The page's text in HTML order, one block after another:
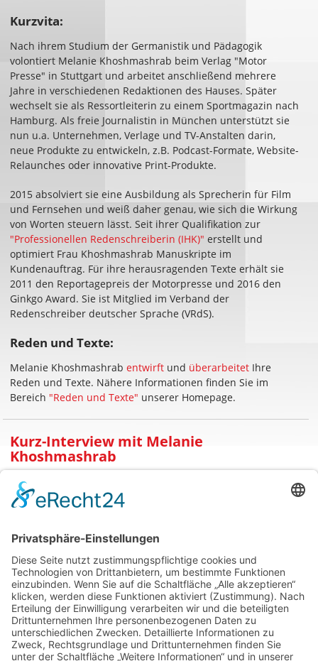
Kurzvita:
Nach ihrem Studium der Germanistik und Pädagogik
volontiert Melanie Khoshmashrab beim Verlag "Motor
Presse" in Stuttgart und arbeitet anschließend mehrere
Jahre in verschiedenen Redaktionen des Hauses. Später
wechselt sie als Ressortleiterin zu einem Sportmagazin nach
Hamburg. Als freie Journalistin in München unterstützt sie
nun u.a. Unternehmen, Verlage und TV-Anstalten darin,
neue Produkte zu entwickeln, z.B. Podcast-Formate, Website-
Relaunches oder innovative Print-Produkte.
2015 absolviert sie eine Ausbildung als Sprecherin für Film
und Fernsehen und weiß daher genau, wie sich die Wirkung
von Worten steuern lässt. Seit ihrer Qualifikation zur
"Professionellen Redenschreiberin (IHK)" erstellt und
optimiert Frau Khoshmashrab Manuskripte im
Kundenauftrag. Für ihre herausragenden Texte erhält sie
2011 den Reportagepreis der Motorpresse und 2016 den
Ginkgo Award. Sie ist Mitglied im Verband der
Redenschreiber deutscher Sprache (VRdS).
Reden und Texte:
Melanie Khoshmashrabentwirft und überarbeitet Ihre
Reden und Texte. Nähere Informationen finden Sie im
Bereich "Reden und Texte" unserer Homepage.
Kurz-Interview mit Melanie
Khoshmashrab
Ist der Macht des Wortes noch zu trauen?
»Es kommt darauf an, ob Sie demjenigen trauen, aus
dessen Mund es kommt. Wenn ja, kann ein Wort die
Was ist Ihr bester Kommunikations-Tipp?
»Schenken Sie immer einen Mehrwert: einen
spannenden Blick hinter die Kulissen, eine interessante
Literatur-Empfehlung, den Hinweis auf ein nützliches
Produkt, ...«
Was macht ein gelungenes Statement aus?
»Es erschafft ein Bild, kommt auf den Punkt und ist fürs